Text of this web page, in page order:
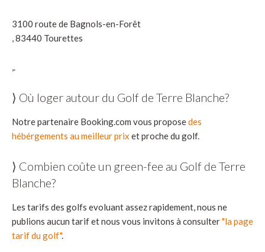
3100 route de Bagnols-en-Forêt
, 83440 Tourettes
,.
⟩ Où loger autour du Golf de Terre Blanche?
Notre partenaire Booking.com vous proposedes
hébérgements au meilleur prix et proche du golf.
⟩ Combien coûte un green-fee au Golf de Terre
Blanche?
Les tarifs des golfs evoluant assez rapidement, nous ne
publions aucun tarif et nous vous invitons à consulter"la page
tarif du golf".